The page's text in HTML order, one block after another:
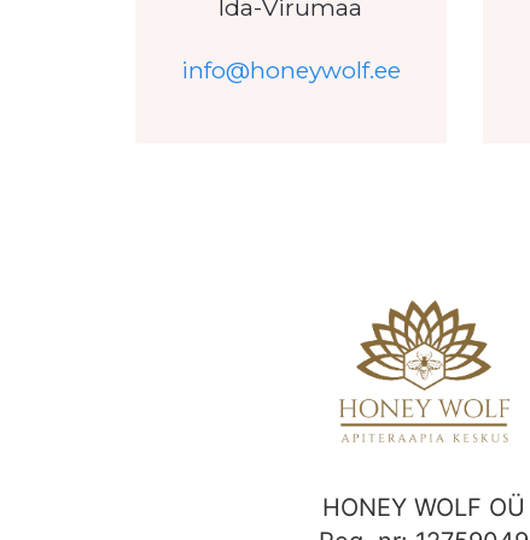
Ida-Virumaa
info@honeywolf.ee
HONEY WOLF OÜ